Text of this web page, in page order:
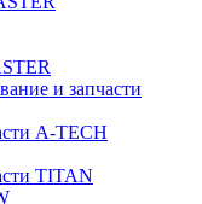
и запчасти
A-TECH
TITAN